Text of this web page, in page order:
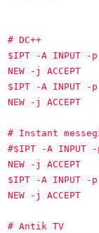
# DC++
$IPT -A INPUT
NEW -j ACCEPT
$IPT -A INPUT
NEW -j ACCEPT
# Instant
#$IPT -A
NEW -j ACCEPT
$IPT -A INPUT
NEW -j ACCEPT
# Antik TV